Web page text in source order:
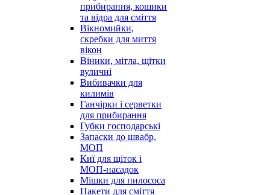
прибирання, кошики
та відра для сміття
Вікномийки,
скребки для миття
вікон
Віники, мітла, щітки
вуличні
Вибивачки для
килимів
Ганчірки і серветки
для прибирання
Губки господарські
Запаски до швабр,
МОП
Киї для щіток і
МОП-насадок
Мішки для пилососа
Пакети для сміття